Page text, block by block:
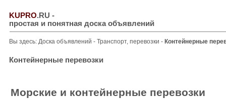
KUPRO.RU -
простая и понятная доска объявлений
Вы здесь: Доска объявлений - Транспорт, перевозки - Контейнерные
Контейнерные перевозки
Морские и контейнерные перевозки